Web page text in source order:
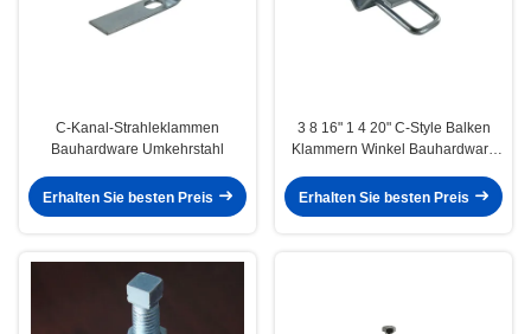
C-Kanal-Strahleklammen
Bauhardware Umkehrstahl
Erhalten Sie besten Preis
3 8 16" 1 4 20" C-Style Balken
Klammern Winkel Bauhardware
Erhalten Sie besten Preis